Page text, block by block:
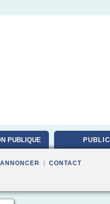
PUBLIQUE PUBLIC
ANNONCER CONTACT